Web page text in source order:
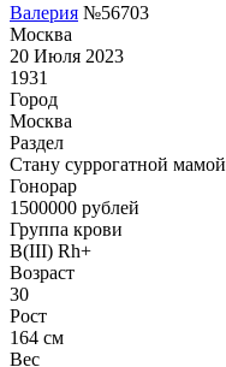
Валерия №56703
Москва
20 Июля 2023
1931
Город
Москва
Раздел
Cтану суррогатной мамой
Гонoрар
1500000 рублей
Группа крови
B(III) Rh+
Возраст
30
Рост
164 см
Вес